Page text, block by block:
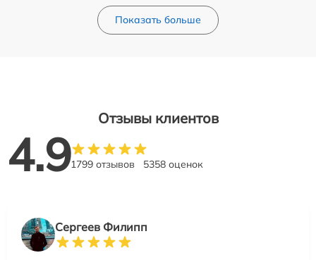
Показать больше
Отзывы клиентов
4.91799 отзывов 5358 оценок
Сергеев Филипп